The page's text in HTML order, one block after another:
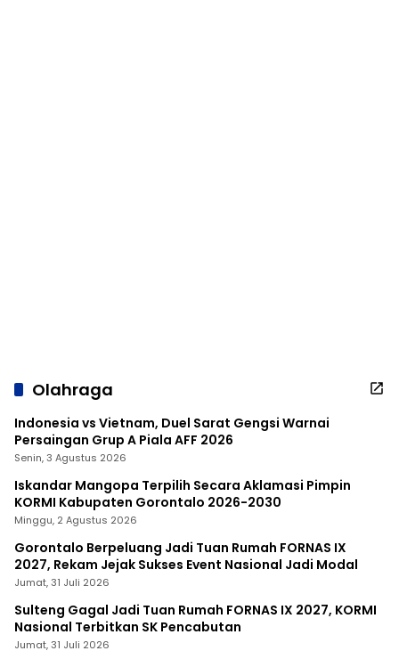
Olahraga
Indonesia vs Vietnam, Duel Sarat Gengsi Warnai
Persaingan Grup A Piala AFF 2026
Senin, 3 Agustus 2026
Iskandar Mangopa Terpilih Secara Aklamasi Pimpin
KORMI Kabupaten Gorontalo 2026-2030
Minggu, 2 Agustus 2026
Gorontalo Berpeluang Jadi Tuan Rumah FORNAS IX
2027, Rekam Jejak Sukses Event Nasional Jadi Modal
Jumat, 31 Juli 2026
Sulteng Gagal Jadi Tuan Rumah FORNAS IX 2027, KORMI
Nasional Terbitkan SK Pencabutan
Jumat, 31 Juli 2026